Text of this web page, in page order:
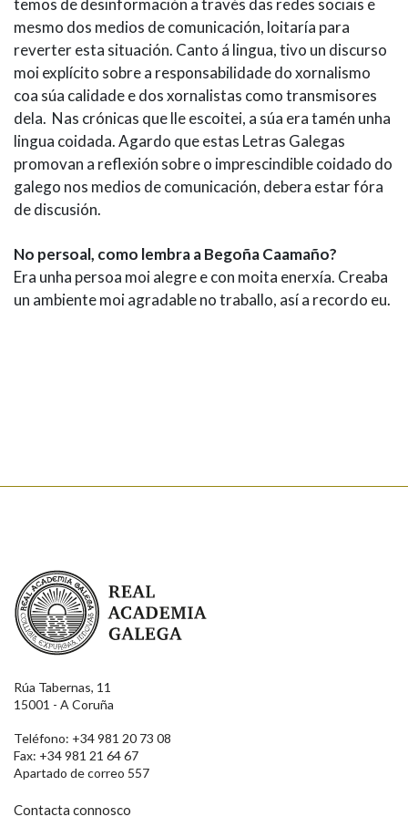
temos de desinformación a través das redes sociais e
mesmo dos medios de comunicación, loitaría para
reverter esta situación. Canto á lingua, tivo un discurso
moi explícito sobre a responsabilidade do xornalismo
coa súa calidade e dos xornalistas como transmisores
dela. Nas crónicas que lle escoitei, a súa era tamén unha
lingua coidada. Agardo que estas Letras Galegas
promovan a reflexión sobre o imprescindible coidado do
galego nos medios de comunicación, debera estar fóra
de discusión.
No persoal, como lembra a Begoña Caamaño?
Era unha persoa moi alegre e con moita enerxía. Creaba
un ambiente moi agradable no traballo, así a recordo eu.
Real Academia Galega
Rúa Tabernas, 11
15001 - A Coruña
Teléfono: +34 981 20 73 08
Fax: +34 981 21 64 67
Apartado de correo 557
Contacta connosco